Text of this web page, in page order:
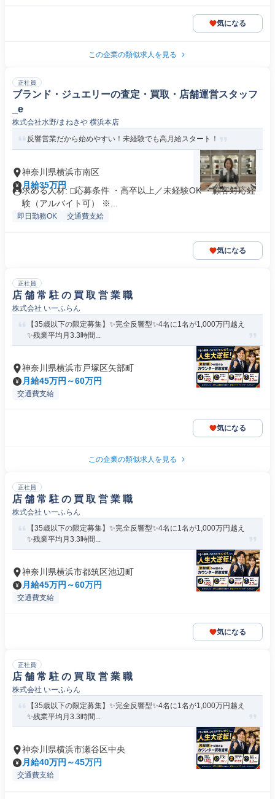
気になる
この企業の類似求人を見る
正社員
ブランド・ジュエリーの査定・買取・店舗運営スタッフ
_e
株式会社水野/まねきや 横浜本店
反響営業だから始めやすい！未経験でも高月給スタート！
神奈川県横浜市南区
月給35万円
求める人材: □応募条件 ・高卒以上／未経験OK ・顧客対応経
験（アルバイト可） ※...
即日勤務OK 交通費支給
気になる
正社員
店 舗 常 駐 の 買 取 営 業 職
株式会社 いーふらん
【35歳以下の限定募集】✨完全反響型✨4名に1名が1,000万円越え
✨残業平均月3.3時間...
神奈川県横浜市戸塚区矢部町
月給45万円～60万円
交通費支給
気になる
この企業の類似求人を見る
正社員
店 舗 常 駐 の 買 取 営 業 職
株式会社 いーふらん
【35歳以下の限定募集】✨完全反響型✨4名に1名が1,000万円越え
✨残業平均月3.3時間...
神奈川県横浜市都筑区池辺町
月給45万円～60万円
交通費支給
気になる
正社員
店 舗 常 駐 の 買 取 営 業 職
株式会社 いーふらん
【35歳以下の限定募集】✨完全反響型✨4名に1名が1,000万円越え
✨残業平均月3.3時間...
神奈川県横浜市瀬谷区中央
月給40万円～45万円
交通費支給